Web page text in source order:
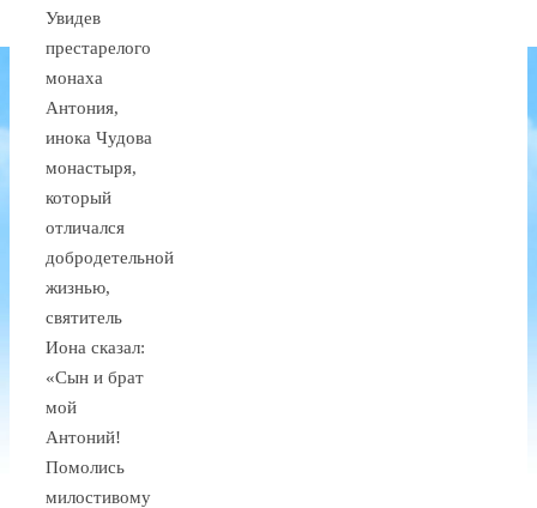
Увидев
престарелого
монаха
Антония,
инока Чудова
монастыря,
который
отличался
добродетельной
жизнью,
святитель
Иона сказал:
«Сын и брат
мой
Антоний!
Помолись
милостивому